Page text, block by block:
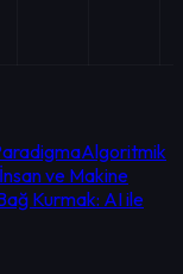
Algoritmik
İnsan ve Makine
Kurmak: AI ile